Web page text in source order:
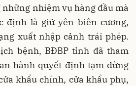
nhiệm vụ hàng đầu mà
định là giữ yên biên cương,
xuất nhập cảnh trái phép.
bệnh, BĐBP tỉnh đã tham
hành quyết định tạm dừng
khẩu chính, cửa khẩu phụ,